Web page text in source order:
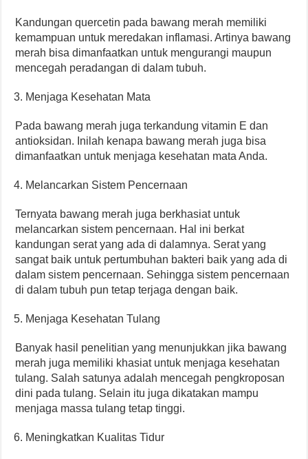
Kandungan quercetin pada bawang merah memiliki
kemampuan untuk meredakan inflamasi. Artinya bawang
merah bisa dimanfaatkan untuk mengurangi maupun
mencegah peradangan di dalam tubuh.
Menjaga Kesehatan Mata
Pada bawang merah juga terkandung vitamin E dan
antioksidan. Inilah kenapa bawang merah juga bisa
dimanfaatkan untuk menjaga kesehatan mata Anda.
Melancarkan Sistem Pencernaan
Ternyata bawang merah juga berkhasiat untuk
melancarkan sistem pencernaan. Hal ini berkat
kandungan serat yang ada di dalamnya. Serat yang
sangat baik untuk pertumbuhan bakteri baik yang ada di
dalam sistem pencernaan. Sehingga sistem pencernaan
di dalam tubuh pun tetap terjaga dengan baik.
Menjaga Kesehatan Tulang
Banyak hasil penelitian yang menunjukkan jika bawang
merah juga memiliki khasiat untuk menjaga kesehatan
tulang. Salah satunya adalah mencegah pengkroposan
dini pada tulang. Selain itu juga dikatakan mampu
menjaga massa tulang tetap tinggi.
Meningkatkan Kualitas Tidur